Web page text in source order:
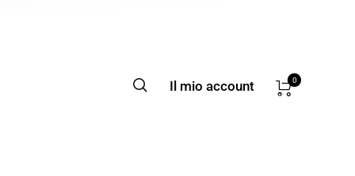
Il mio account 0